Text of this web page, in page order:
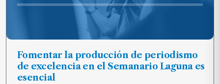
Fomentar la producción de periodismo
de excelencia en el Semanario Laguna es
esencial